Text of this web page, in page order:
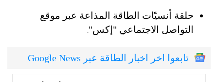
حلقة أنسيّات الطاقة المذاعة عبر موقع
التواصل الاجتماعي "إكس".
تابعوا اخر اخبار الطاقة عبر Google News